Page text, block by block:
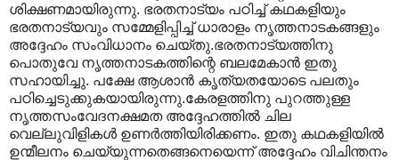
ശിക്ഷണമായിരുന്നു. ഭരതനാട്യം പഠിച്ച് കഥകളിയും
ഭരതനാട്യവും സമ്മേളിപ്പിച്ച് ധാരാളം നൃത്തനാടകങ്ങളും
അദ്ദേഹം സംവിധാനം ചെയ്തു.ഭരതനാട്യത്തിനു
പൊതുവേ നൃത്തനാടകത്തിന്റെ ബലമേകാന്‍ ഇതു
സഹായിച്ചു. പക്ഷേ ആശാന്‍ കൃത്യതയോടെ പലതും
പഠിച്ചെടുക്കുകയായിരുന്നു.കേരളത്തിനു പുറത്തുള്ള
നൃത്തസംവേദനക്ഷമത അദ്ദേഹത്തില്‍ ചില
വെല്ലുവിളികള്‍ ഉണര്‍ത്തിയിരിക്കണം. ഇതു കഥകളിയില്‍
ഉന്മീലനം ചെയ്യുന്നതെങ്ങനെയെന്ന് അദ്ദേഹം വിചിന്തനം